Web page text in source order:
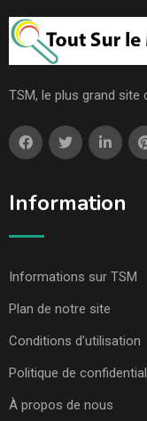
TSM, le plus grand site
Information
Informations sur TSM
Plan de notre site
Conditions d’utilisation
Politique de
À propos de nous